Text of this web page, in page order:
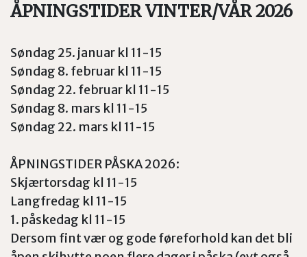
ÅPNINGSTIDER VINTER/VÅR 2026
Søndag 25. januar kl 11-15
Søndag 8. februar kl 11-15
Søndag 22. februar kl 11-15
Søndag 8. mars kl 11-15
Søndag 22. mars kl 11-15
ÅPNINGSTIDER PÅSKA 2026:
Skjærtorsdag kl 11-15
Langfredag kl 11-15
1. påskedag kl 11-15
Dersom fint vær og gode føreforhold kan det bli